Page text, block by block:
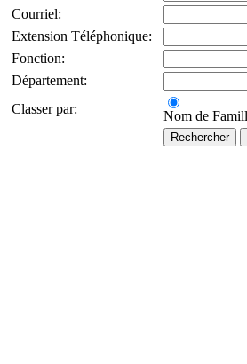
Courriel:
Extension Téléphonique:
Fonction:
Département:
Classer par:
Nom de